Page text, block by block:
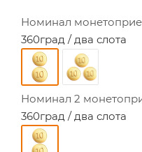
Номинал
360град / два слота
Номинал 2
360град / два слота